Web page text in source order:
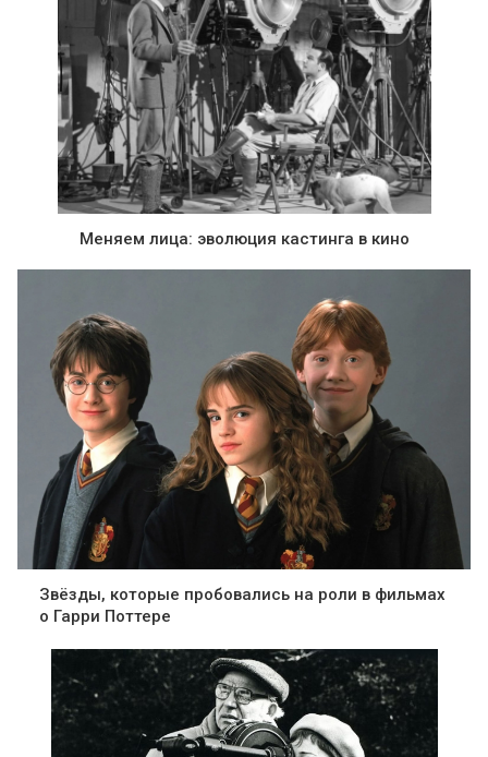
Меняем лица: эволюция кастинга в кино
Звёзды, которые пробовались на роли в фильмах
о Гарри Поттере